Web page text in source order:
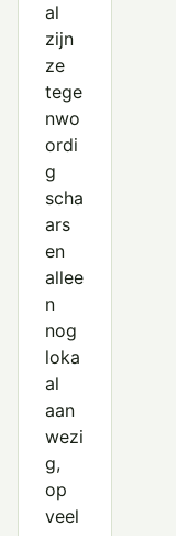
al
zijn
ze
tege
nwo
ordi
g
scha
ars
en
allee
n
nog
loka
al
aan
wezi
g,
op
veel